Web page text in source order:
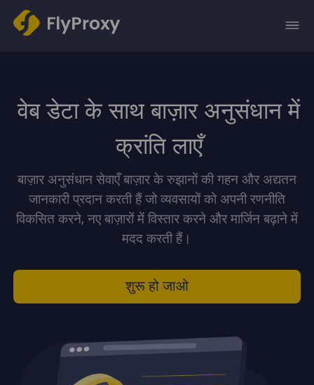
वेब डेटा के साथ बाज़ार अनुसंधान में
क्रांति लाएँ
बाज़ार अनुसंधान सेवाएँ बाज़ार के रुझानों की गहन और अद्यतन
जानकारी प्रदान करती हैं जो व्यवसायों को अपनी रणनीति
विकसित करने, नए बाज़ारों में विस्तार करने और मार्जिन बढ़ाने में
मदद करती हैं।
शुरू हो जाओ